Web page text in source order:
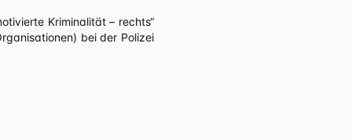
bei der Polizei